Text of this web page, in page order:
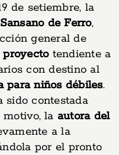
de setiembre, la
de Ferro,
general de
proyectotendiente a
con destino al
para niños débiles.
sido contestada
la autora del
a la
por el pronto